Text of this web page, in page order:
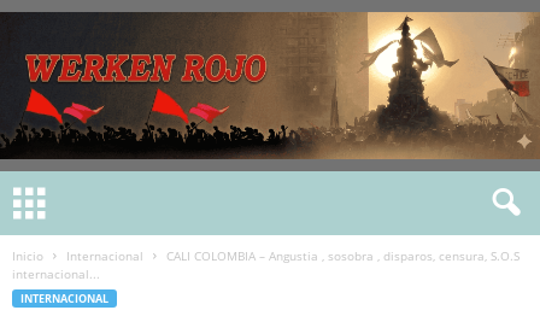
Inicio Internacional
CALI COLOMBIA – Angustia , sosobra , disparos, censura, S.O.S
internacional...
INTERNACIONAL